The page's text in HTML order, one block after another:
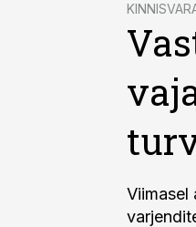
Viimasel